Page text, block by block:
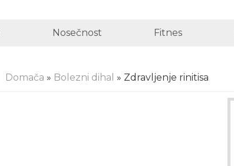
Nosečnost Fitnes
Domača » Bolezni dihal » Zdravljenje rinitisa